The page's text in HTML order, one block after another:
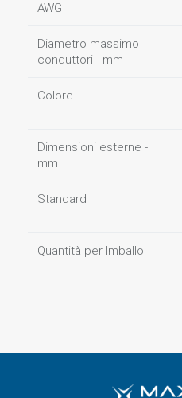
AWG
Diametro massimo
conduttori - mm
Colore
Dimensioni esterne -
mm
Standard
Quantità per Imballo